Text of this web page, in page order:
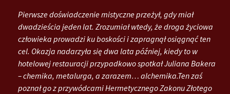
Pierwsze doświadczenie mistyczne przeżył, gdy miał
dwadzieścia jeden lat. Zrozumiał wtedy, że droga życiowa
człowieka prowadzi ku boskości i zapragnął osiągnąć ten
cel. Okazja nadarzyła się dwa lata później, kiedy to w
hotelowej restauracji przypadkowo spotkał Juliana Bakera
– chemika, metalurga, a zarazem… alchemika.Ten zaś
poznał go z przywódcami Hermetycznego Zakonu Złotego